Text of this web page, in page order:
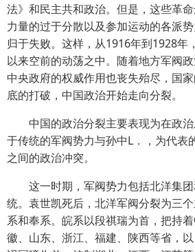
法》和民主共和政治。但是，这些革
力量的过于分散以及参加运动的各派
归于失败。这样，从1916年到1928年
以来空前的动荡之中。随着地方军阀
中央政府的权威作用也丧失殆尽，国
底的打破，中国政治开始走向分裂。
中国的政治分裂主要表现为在政治
于传统的军阀势力与孙中L．，为代表
之间的政治冲突。
这一时期，军阀势力包括北洋集团
统。袁世凯死后，北洋军阀分裂为三
系和奉系。皖系以段祺瑞为首，把持
徽、山东、浙江、福建、陕西等省，